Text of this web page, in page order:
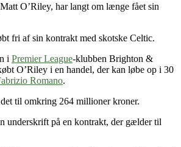
O’Riley, har langt om længe fået sin
fri af sin kontrakt med skotske Celtic.
i Premier League-klubben Brighton &
O’Riley i en handel, der kan løbe op i 30
Romano.
til omkring 264 millioner kroner.
underskrift på en kontrakt, der gælder til